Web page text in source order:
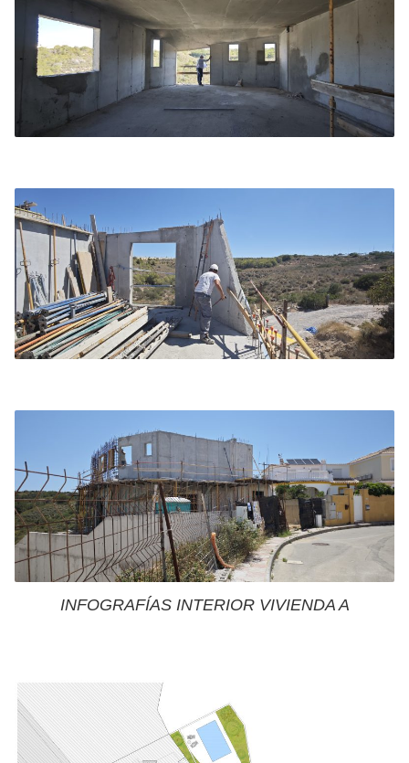
corona exclusivamente con la suite principal, que
replica la misma secuencia espacial de vestidor y
baño central, terminando en un dormitorio orientado
al sureste para capturar el horizonte mediterráneo.
Con la estructura y los cerramientos exteriores
en su siguiente fase. En este punto se permite
experimentar la escala real de los espacios y la
conexión de las terrazas con el horizonte del
barranco. Actualmente, las tareas de albañilería dan
forma a la distribución de las estancias, para
continuar con la ejecución de los acabados y
detalles interiores que se han planificado
INFOGRAFÍAS INTERIOR VIVIENDA A